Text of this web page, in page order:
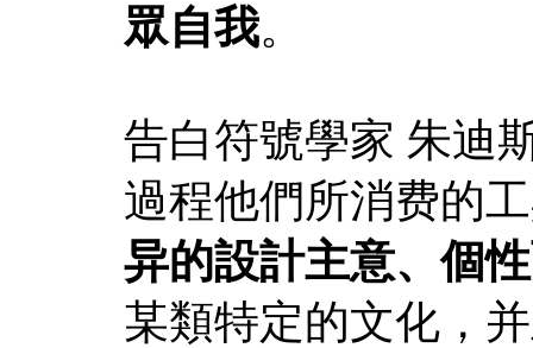
眾自我。
告白符號學家 朱迪
過程他們所消费的
异的設計主意、個
某類特定的文化，